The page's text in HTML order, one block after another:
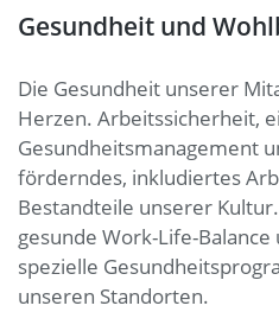
Gesundheit und
Die Gesundheit unserer
Herzen. Arbeitssicherheit,
Gesundheitsmanagement
förderndes, inkludiertes
Bestandteile unserer
gesunde Work-Life-
spezielle
unseren Standorten.